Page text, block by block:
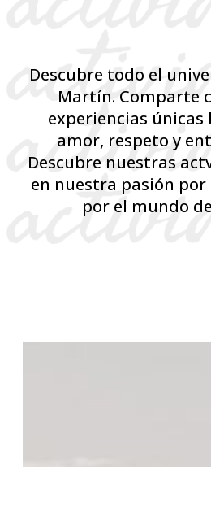
Descubre todo el
Martín. Comparte
experiencias únicas
amor, respeto y
Descubre nuestras
en nuestra pasión por
por el mundo